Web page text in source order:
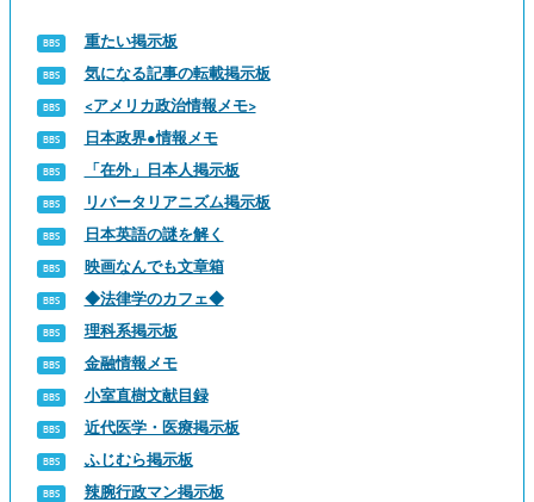
重たい掲示板
気になる記事の転載掲示板
<アメリカ政治情報メモ>
日本政界●情報メモ
「在外」日本人掲示板
リバータリアニズム掲示板
日本英語の謎を解く
映画なんでも文章箱
◆法律学のカフェ◆
理科系掲示板
金融情報メモ
小室直樹文献目録
近代医学・医療掲示板
ふじむら掲示板
辣腕行政マン掲示板